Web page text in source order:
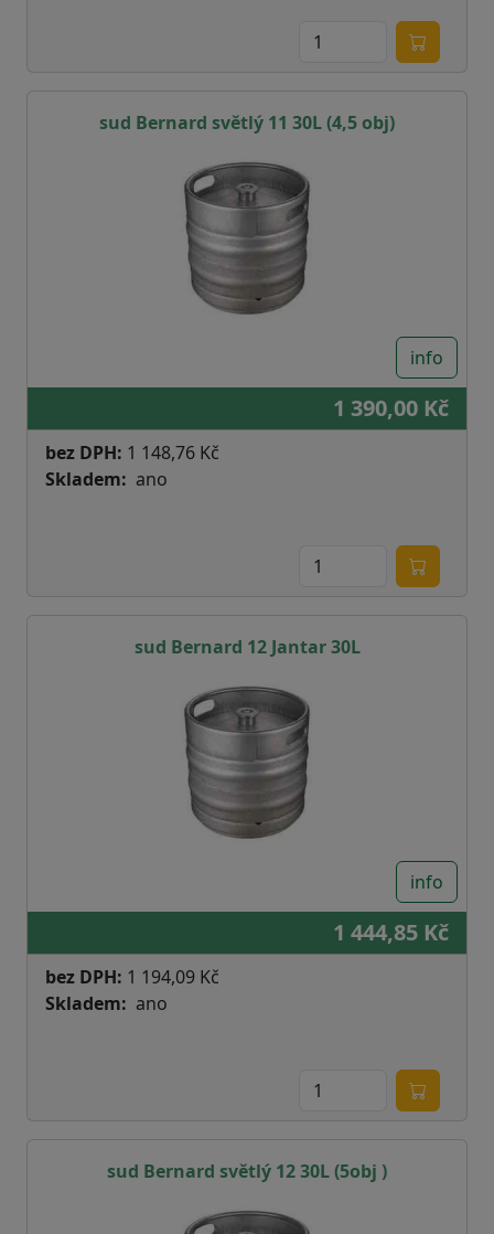
sud Bernard světlý 11 30L (4,5 obj)
info
1 390,00 Kč
bez DPH: 1 148,76 Kč
Skladem
ano
sud Bernard 12 Jantar 30L
info
1 444,85 Kč
bez DPH: 1 194,09 Kč
Skladem
ano
sud Bernard světlý 12 30L (5obj )